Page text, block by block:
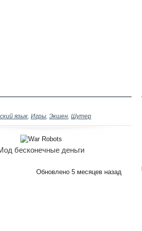
язык Игры Экшен Шутер
бесконечные деньги
Обновлено 5 месяцев назад